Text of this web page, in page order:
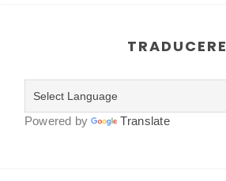
TRADUCERE
Powered by Translate